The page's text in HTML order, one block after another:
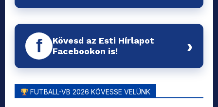
f
Kövesd az Esti Hírlapot
Facebookon is!
›
FUTBALL-VB 2026 KÖVESSE VELÜNK